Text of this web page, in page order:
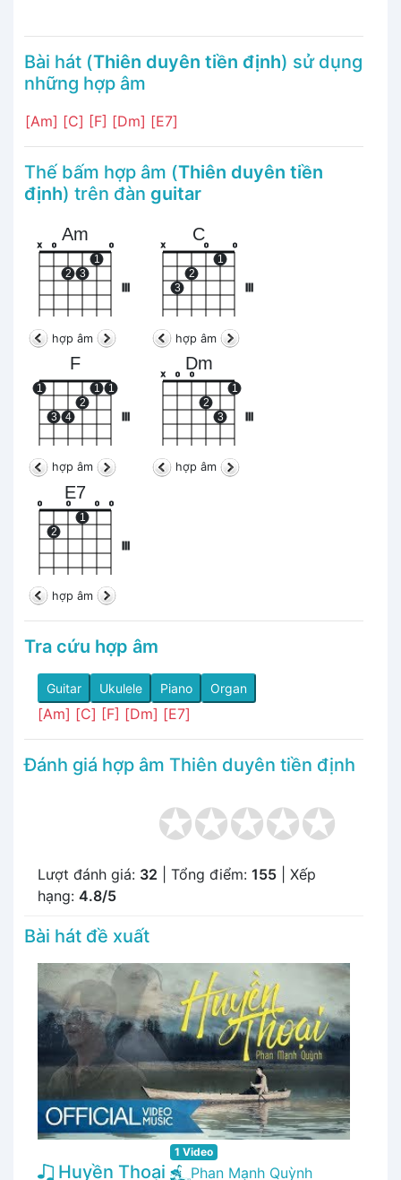
Bài hát (Thiên duyên tiền định) sử dụng
những hợp âm
[Am] [C] [F] [Dm] [E7]
Thế bấm hợp âm (Thiên duyên tiền
định) trên đàn guitar
Am
x o
2 3
1
o
hợp âm
C
x
3
2
o
1
o
hợp âm
F
III
1
3 4
2
1 1
hợp âm
Dm
x o o
2
3
1
hợp âm
E7
III
o
2
o
1
o o
hợp âm
Tra cứu hợp âm
Guitar Ukulele Piano Organ
[Am] [C] [F] [Dm] [E7]
Đánh giá hợp âm Thiên duyên tiền định
Lượt đánh giá: 32 | Tổng điểm: 155 | Xếp
hạng: 4.8/5
Bài hát đề xuất
1 Video
Huyền Thoại Phan Mạnh Quỳnh